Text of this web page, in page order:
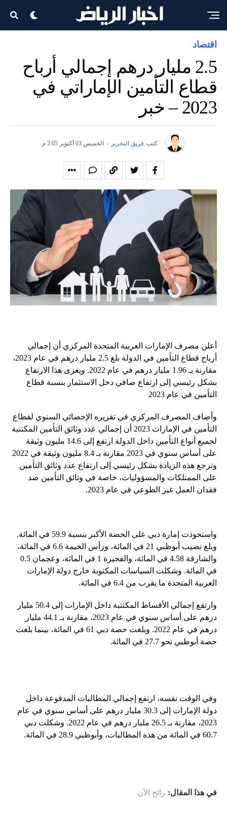
اقتصاد
2.5 مليار درهم إجمالي أرباح
قطاع التأمين الإماراتي في
2023 – خبر
كتب فريق التحرير - الخميس 03 أكتوبر 2:05 م
أعلن مصرف الإمارات العربية المتحدة المركزي أن إجمالي
أرباح قطاع التأمين في الدولة بلغ 2.5 مليار درهم في عام 2023،
مقارنة بـ 1.96 مليار درهم في عام 2022. ويعزى هذا الارتفاع
بشكل رئيسي إلى ارتفاع صافي دخل الاستثمار بنسبة قطاع
التأمين في عام 2023
وأضاف المصرف المركزي في تقريره الإحصائي السنوي لقطاع
التأمين في الإمارات 2023 أن إجمالي عدد وثائق التأمين المكتتبة
لجميع أنواع التأمين داخل الدولة ارتفع إلى 14.6 مليون وثيقة
على أساس سنوي في 2023 مقارنة بـ 8.4 مليون وثيقة في 2022
وترجع هذه الزيادة بشكل رئيسي إلى ارتفاع عدد وثائق التأمين
على الممتلكات والمسؤوليات، خاصة في وثائق التأمين ضد
فقدان العمل غير الطوعي في عام 2023.
واستحوذت إمارة دبي على الحصة الأكبر بنسبة 59.9 في المائة.
وبلغ نصيب أبوظبي 21 في المائة، ورأس الخيمة 6.6 في المائة،
والشارقة 4.58 في المائة، والفجيرة 1 في المائة، وعجمان 0.5
في المائة. وشكلت السياسات المكتوبة خارج دولة الإمارات
العربية المتحدة ما يقرب من 6.4 في المائة.
وارتفع إجمالي الأقساط المكتتبة داخل الإمارات إلى 50.4 مليار
درهم على أساس سنوي في عام 2023، مقارنة بـ 44.1 مليار
درهم في عام 2022. وبلغت حصة دبي 61 في المائة، بينما بلغت
حصة أبوظبي نحو 27.7 في المائة.
وفي الوقت نفسه، ارتفع إجمالي المطالبات المدفوعة داخل
دولة الإمارات إلى 30.3 مليار درهم على أساس سنوي في عام
2023، مقارنة بـ 26.5 مليار درهم في عام 2022. وشكلت دبي
60.7 في المائة من هذه المطالبات، وأبوظبي 28.9 في المائة.
في هذا المقال: رائج الآن